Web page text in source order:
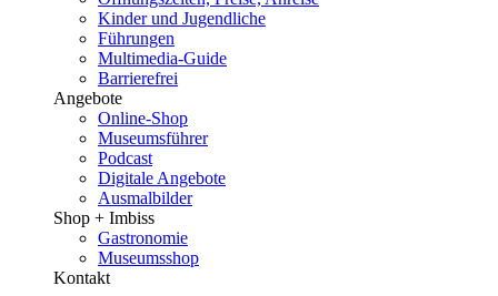
Kinder und Jugendliche
Führungen
Multimedia-Guide
Barrierefrei
Angebote
Online-Shop
Museumsführer
Podcast
Digitale Angebote
Ausmalbilder
Shop + Imbiss
Gastronomie
Museumsshop
Kontakt